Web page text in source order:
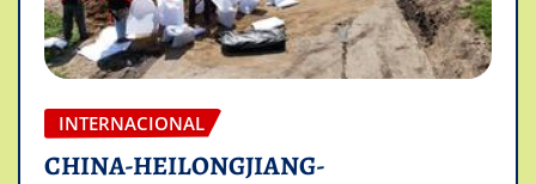
INTERNACIONAL
CHINA-HEILONGJIANG-